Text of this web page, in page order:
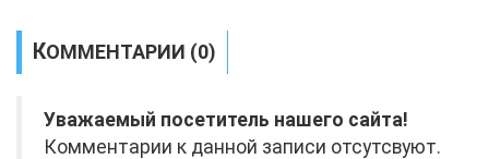
КОММЕНТАРИИ (0)
Уважаемый посетитель нашего сайта!
Комментарии к данной записи отсутсвуют.